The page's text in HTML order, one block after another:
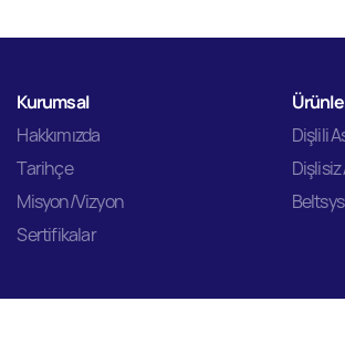
Kurumsal
Hakkımızda
Tarihçe
Misyon/Vizyon
Sertifikalar
Dişlili